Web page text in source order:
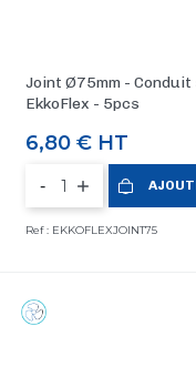
Joint Ø75mm -
EkkoFlex - 5pcs
Prix
6,80 € HT
-
Ref : EKKOFLEXJOINT75